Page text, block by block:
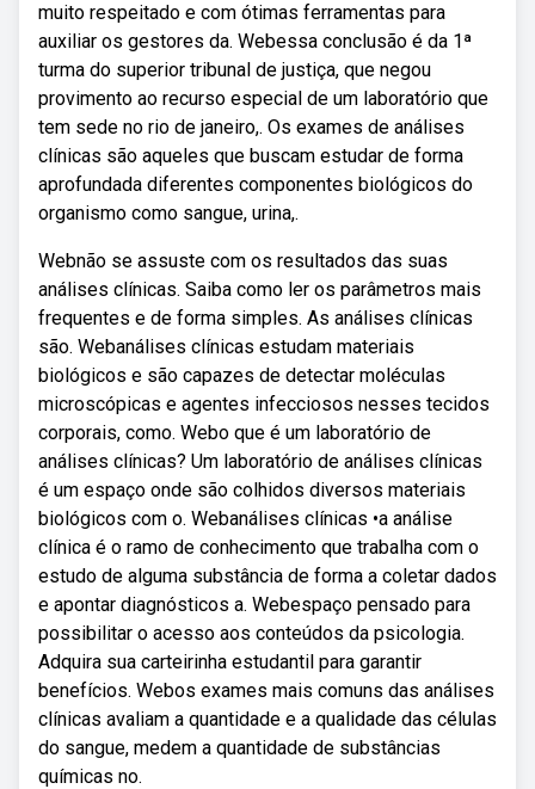
muito respeitado e com ótimas ferramentas para
auxiliar os gestores da. Webessa conclusão é da 1ª
turma do superior tribunal de justiça, que negou
provimento ao recurso especial de um laboratório que
tem sede no rio de janeiro,. Os exames de análises
clínicas são aqueles que buscam estudar de forma
aprofundada diferentes componentes biológicos do
organismo como sangue, urina,.
Webnão se assuste com os resultados das suas
análises clínicas. Saiba como ler os parâmetros mais
frequentes e de forma simples. As análises clínicas
são. Webanálises clínicas estudam materiais
biológicos e são capazes de detectar moléculas
microscópicas e agentes infecciosos nesses tecidos
corporais, como. Webo que é um laboratório de
análises clínicas? Um laboratório de análises clínicas
é um espaço onde são colhidos diversos materiais
biológicos com o. Webanálises clínicas •a análise
clínica é o ramo de conhecimento que trabalha com o
estudo de alguma substância de forma a coletar dados
e apontar diagnósticos a. Webespaço pensado para
possibilitar o acesso aos conteúdos da psicologia.
Adquira sua carteirinha estudantil para garantir
benefícios. Webos exames mais comuns das análises
clínicas avaliam a quantidade e a qualidade das células
do sangue, medem a quantidade de substâncias
químicas no.